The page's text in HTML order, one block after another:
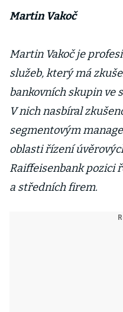
Martin Vakoč
Martin Vakoč je
služeb, který má
bankovních skupin ve
V nich nasbíral
segmentovým
oblasti řízení
Raiffeisenbank pozici
a středních firem.